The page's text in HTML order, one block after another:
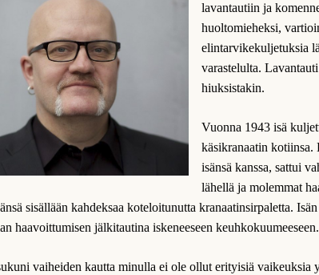
lavantautiin ja
huoltomieheksi,
elintarvikekuljetuksia
varastelulta.
hiuksistakin.
Vuonna 1943 isä
käsikranaatin
isänsä kanssa, sattui
lähellä ja molemmat
sisällään kahdeksaa koteloitunutta kranaatinsirpaletta.
haavoittumisen jälkitautina iskeneeseen keuhkokuumeeseen.
vaiheiden kautta minulla ei ole ollut erityisiä vaikeuksia